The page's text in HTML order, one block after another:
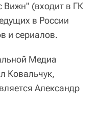
(входит в ГК
в России
и сериалов.
Медиа
Ковальчук,
Александр